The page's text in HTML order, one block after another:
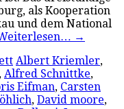
als Kooperation
und dem National
→
Albert Kriemler,
Alfred Schnittke,
Eifman, Carsten
, David moore,